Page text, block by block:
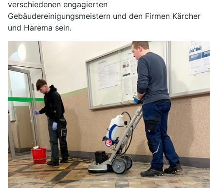
verschiedenen engagierten
Gebäudereinigungsmeistern und den Firmen Kärcher
und Harema sein.